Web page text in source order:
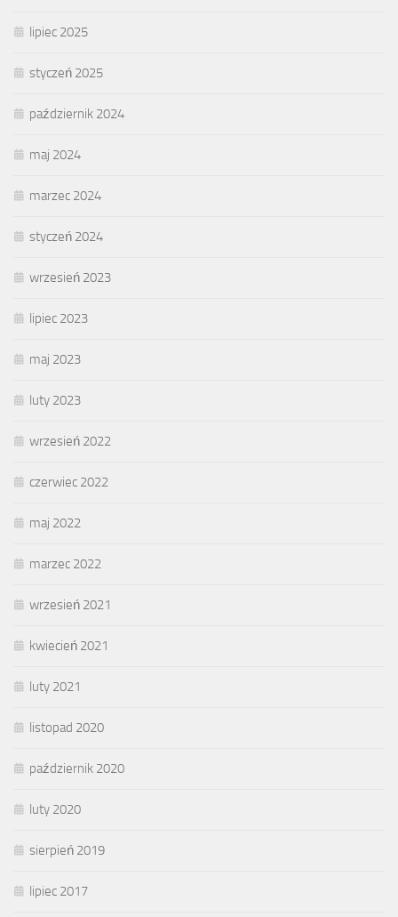
lipiec 2025
styczeń 2025
październik 2024
maj 2024
marzec 2024
styczeń 2024
wrzesień 2023
lipiec 2023
maj 2023
luty 2023
wrzesień 2022
czerwiec 2022
maj 2022
marzec 2022
wrzesień 2021
kwiecień 2021
luty 2021
listopad 2020
październik 2020
luty 2020
sierpień 2019
lipiec 2017